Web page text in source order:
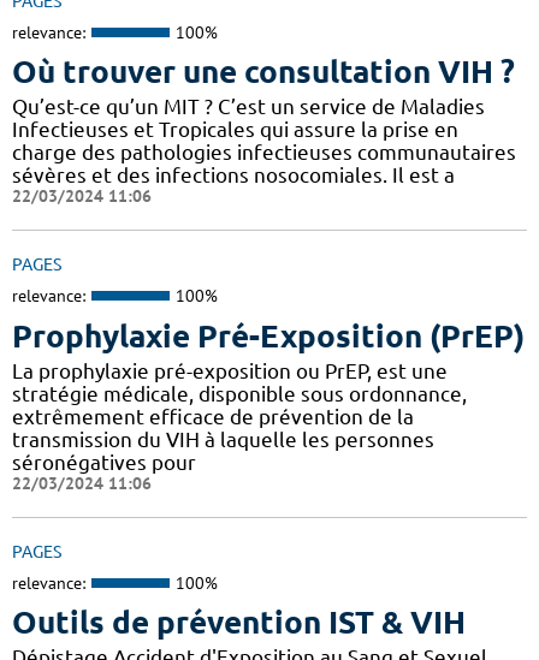
relevance: 100%
Où trouver une consultation VIH ?
Qu’est-ce qu’un MIT ? C’est un service de Maladies
Infectieuses et Tropicales qui assure la prise en
charge des pathologies infectieuses communautaires
sévères et des infections nosocomiales. Il est a
22/03/2024 11:06
PAGES
relevance: 100%
Prophylaxie Pré-Exposition (PrEP)
La prophylaxie pré-exposition ou PrEP, est une
stratégie médicale, disponible sous ordonnance,
extrêmement efficace de prévention de la
transmission du VIH à laquelle les personnes
séronégatives pour
22/03/2024 11:06
PAGES
relevance: 100%
Outils de prévention IST & VIH